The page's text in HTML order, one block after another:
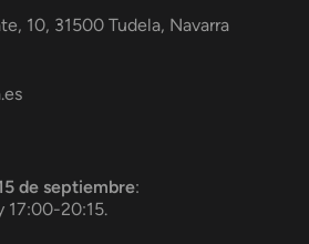
10, 31500 Tudela, Navarra
de septiembre:
17:00-20:15.